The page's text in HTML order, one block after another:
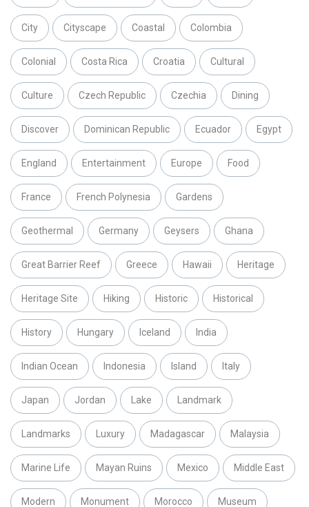
City Cityscape Coastal Colombia
Colonial Costa Rica Croatia Cultural
Culture Czech Republic Czechia Dining
Discover Dominican Republic Ecuador Egypt
England Entertainment Europe Food
France French Polynesia Gardens
Geothermal Germany Geysers Ghana
Great Barrier Reef Greece Hawaii Heritage
Heritage Site Hiking Historic Historical
History Hungary Iceland India
Indian Ocean Indonesia Island Italy
Japan Jordan Lake Landmark
Landmarks Luxury Madagascar Malaysia
Marine Life Mayan Ruins Mexico Middle East
Modern Monument Morocco Museum